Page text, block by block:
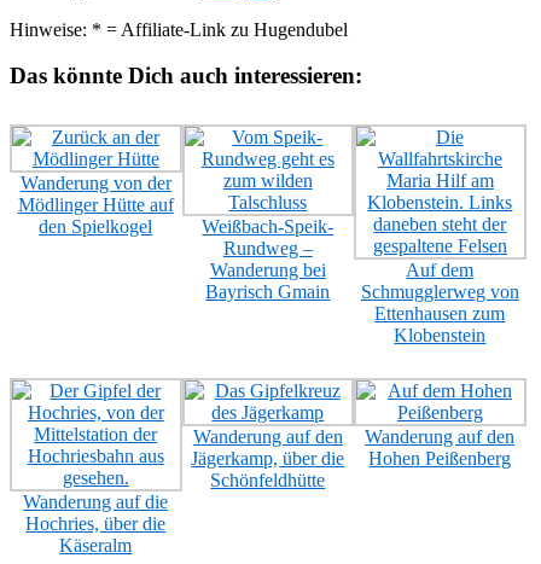
Hinweise: * = Affiliate-Link zu Hugendubel
Das könnte Dich auch interessieren:
Wanderung von der
Mödlinger Hütte auf
den Spielkogel
Weißbach-Speik-
Rundweg –
Wanderung bei
Bayrisch Gmain
Auf dem
Schmugglerweg von
Ettenhausen zum
Klobenstein
Wanderung auf die
Hochries, über die
Käseralm
Wanderung auf den
Jägerkamp, über die
Schönfeldhütte
Wanderung auf den
Hohen Peißenberg